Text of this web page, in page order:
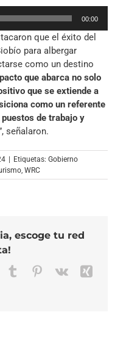
00:00
que el éxito del
para albergar
como un destino
que abarca no solo
que se extiende a
como un referente
de trabajo y
señalaron.
Etiquetas: Gobierno
, WRC
escoge tu red
TumblrPinterest
Vk